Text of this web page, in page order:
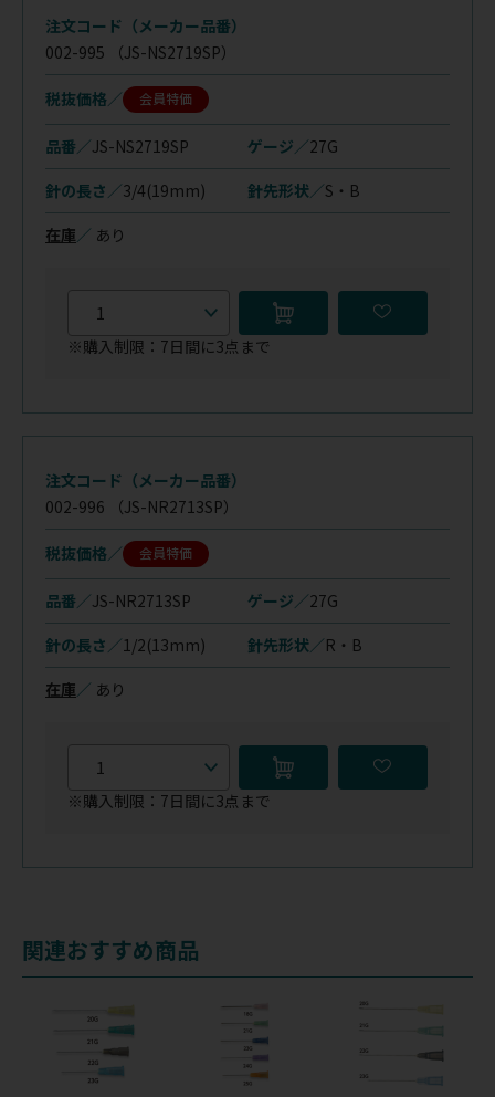
注文コード（メーカー品番）
002-995 （JS-NS2719SP）
税抜価格 会員特価
品番／JS-NS2719SP ゲージ／27G
針の長さ／3/4(19mm) 針先形状／S・B
在庫 ／ あり
※購入制限：7日間に3点まで
注文コード（メーカー品番）
002-996 （JS-NR2713SP）
税抜価格 会員特価
品番／JS-NR2713SP ゲージ／27G
針の長さ／1/2(13mm) 針先形状／R・B
在庫 ／ あり
※購入制限：7日間に3点まで
関連おすすめ商品